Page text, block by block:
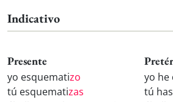
Indicativo
Presente
yo esquematizo
tú esquematizas
yo he
tú